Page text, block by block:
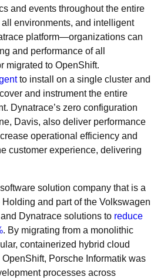
and events throughout the entire
environments, and intelligent
platform—organizations can
and performance of all
migrated to OpenShift.
to install on a single cluster and
and instrument the entire
Dynatrace’s zero configuration
Davis, also deliver performance
operational efficiency and
customer experience, delivering
solution company that is a
and part of the Volkswagen
Dynatrace solutions to reduce
. By migrating from a monolithic
containerized hybrid cloud
Porsche Informatik was
processes across